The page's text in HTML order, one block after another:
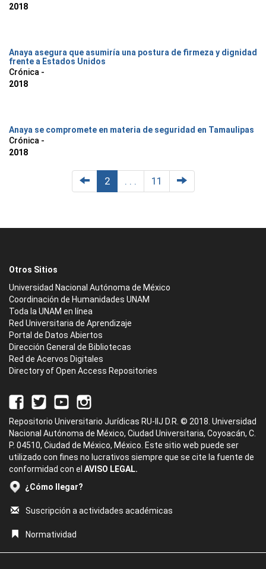
2018
Anaya asegura que asumiría una postura de firmeza y dignidad
frente a Estados Unidos
Crónica -
2018
Anaya se compromete en materia de seguridad en Tamaulipas
Crónica -
2018
2 . . . 11
Otros Sitios
Universidad Nacional Autónoma de México
Coordinación de Humanidades UNAM
Toda la UNAM en línea
Red Universitaria de Aprendizaje
Portal de Datos Abiertos
Dirección General de Bibliotecas
Red de Acervos Digitales
Directory of Open Access Repositories
Repositorio Universitario Jurídicas RU-IIJ D.R. © 2018. Universidad
Nacional Autónoma de México, Ciudad Universitaria, Coyoacán, C.
P. 04510, Ciudad de México, México. Este sitio web puede ser
utilizado con fines no lucrativos siempre que se cite la fuente de
conformidad con el AVISO LEGAL.
¿Cómo llegar?
Suscripción a actividades académicas
Normatividad